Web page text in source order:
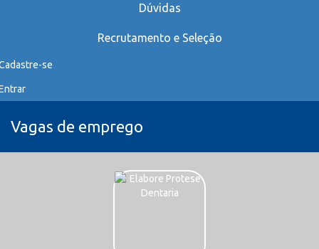
Dúvidas
Recrutamento e Seleção
se
Vagas de emprego